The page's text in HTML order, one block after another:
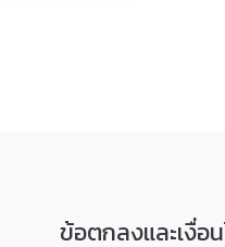
ข้อตกลงและเงื่อ